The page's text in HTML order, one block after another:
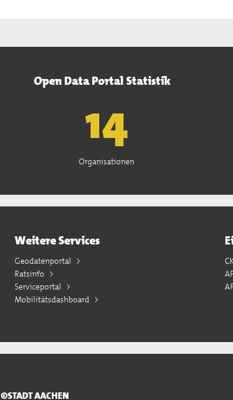
Open Data Portal Statistik
15
Organisationen
Weitere Services
Geodatenportal
Ratsinfo
Serviceportal
Mobilitätsdashboard
©STADT AACHEN